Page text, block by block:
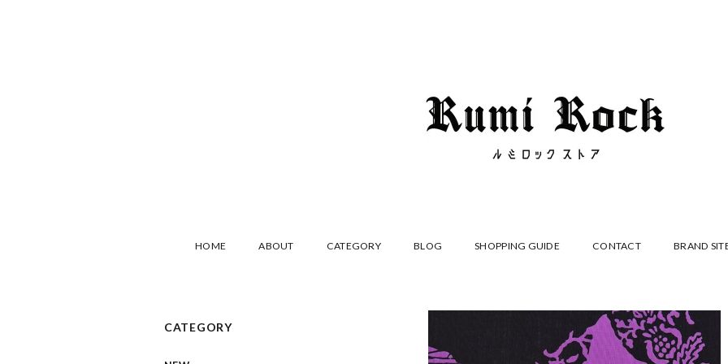
HOME ABOUT CATEGORY BLOG SHOPPING GUIDE CONTACT BRAND
CATEGORY